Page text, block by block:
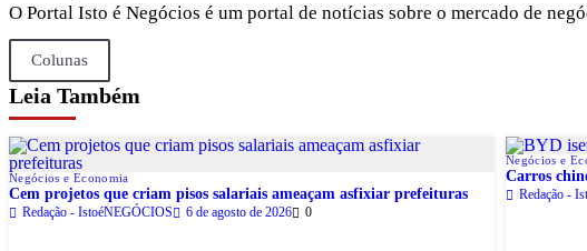
O Portal Isto é Negócios é um portal de notícias sobre o mercado de
Colunas
Leia Também
Negócios e Economia
Cem projetos que criam pisos salariais ameaçam asfixiar prefeituras
Redação - IstoéNEGÓCIOS 6 de agosto de 2026 0
Negócios e
Carros
Redação -